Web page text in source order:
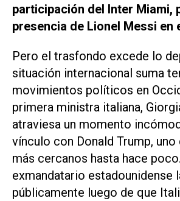
participación del Inter Miami,
presencia de Lionel Messi en
Pero el trasfondo excede lo
situación internacional suma
movimientos políticos en
primera ministra italiana,
atraviesa un momento
vínculo con Donald Trump, uno
más cercanos hasta hace
exmandatario estadounidense
públicamente luego de que